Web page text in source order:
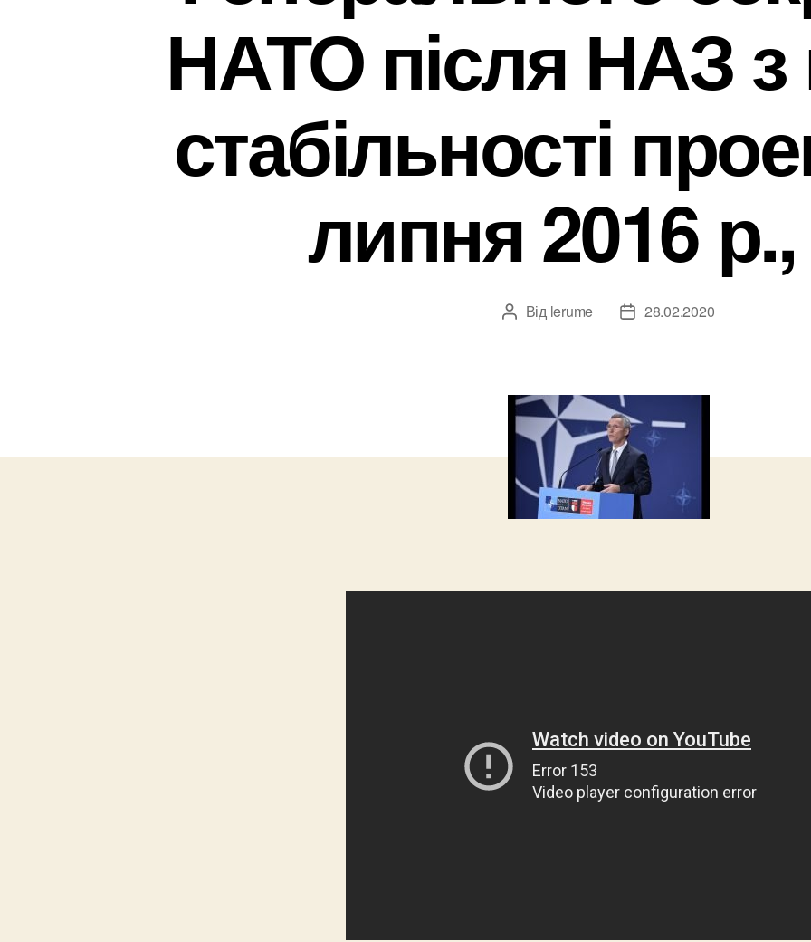
НАТО після НАЗ з
стабільності
липня 2016
Автор
Від lerume
Дата28.02.2020